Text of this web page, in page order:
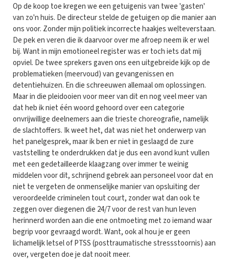
Op de koop toe kregen we een getuigenis van twee 'gasten'
van zo'n huis. De directeur stelde de getuigen op die manier aan
ons voor. Zonder mijn politiek incorrecte haakjes welteverstaan.
De pek en veren die ik daarvoor over me afroep neem ik er wel
bij. Want in mijn emotioneel register was er toch iets dat mij
opviel. De twee sprekers gaven ons een uitgebreide kijk op de
problematieken (meervoud) van gevangenissen en
detentiehuizen. En die schreeuwen allemaal om oplossingen.
Maar in die pleidooien voor meer van dit en nog veel meer van
dat heb ik niet één woord gehoord over een categorie
onvrijwillige deelnemers aan die trieste choreografie, namelijk
de slachtoffers. Ik weet het, dat was niet het onderwerp van
het panelgesprek, maar ik ben er niet in geslaagd de zure
vaststelling te onderdrukken dat je dus een avond kunt vullen
met een gedetailleerde klaagzang over immer te weinig
middelen voor dit, schrijnend gebrek aan personeel voor dat en
niet te vergeten de onmenselijke manier van opsluiting der
veroordeelde criminelen tout court, zonder wat dan ook te
zeggen over diegenen die 24/7 voor de rest van hun leven
herinnerd worden aan die ene ontmoeting met zo iemand waar
begrip voor gevraagd wordt. Want, ook al hou je er geen
lichamelijk letsel of PTSS (posttraumatische stressstoornis) aan
over, vergeten doe je dat nooit meer.